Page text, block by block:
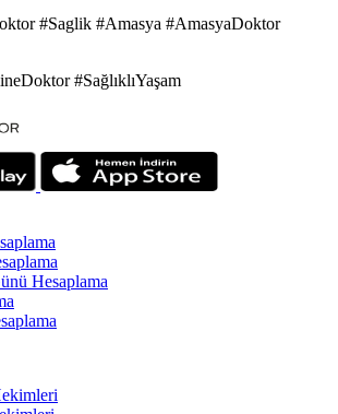
#Saglik #Amasya #AmasyaDoktor
#SağlıklıYaşam
Hesaplama